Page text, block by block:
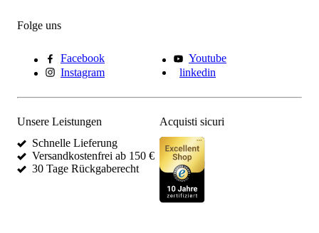
Folge uns
Facebook
Youtube
Instagram
linkedin
Unsere Leistungen
Schnelle Lieferung
Versandkostenfrei ab 150 €
30 Tage Rückgaberecht
Acquisti sicuri